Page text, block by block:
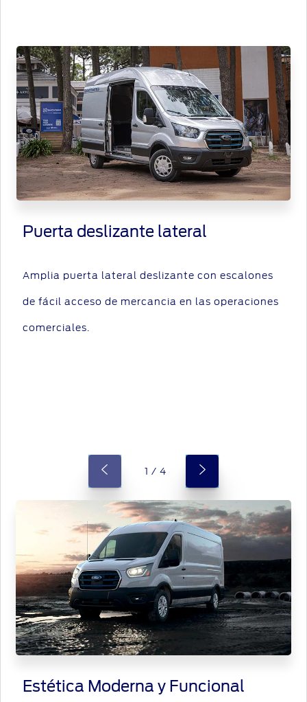
Puerta deslizante lateral
Amplia puerta lateral deslizante con escalones
de fácil acceso de mercancia en las operaciones
comerciales.
1 / 4
Estética Moderna y Funcional